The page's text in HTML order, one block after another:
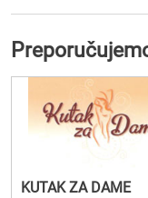
KUTAK ZA DAME